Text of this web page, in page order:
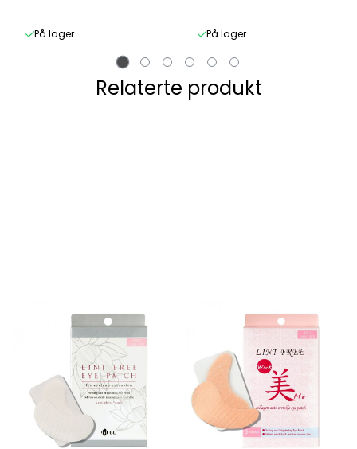
På lager På lager
Relaterte produkt